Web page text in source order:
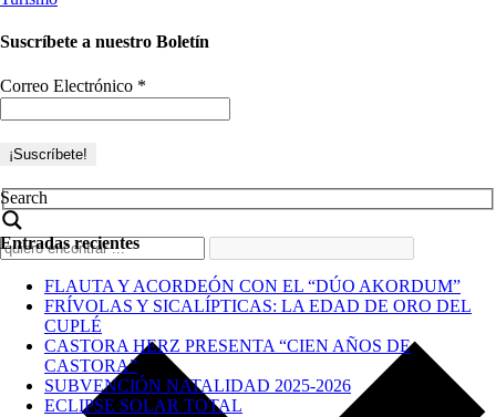
Suscríbete a nuestro Boletín
Correo Electrónico *
Search
Entradas recientes
FLAUTA Y ACORDEÓN CON EL “DÚO AKORDUM”
FRÍVOLAS Y SICALÍPTICAS: LA EDAD DE ORO DEL
CUPLÉ
CASTORA HERZ PRESENTA “CIEN AÑOS DE
CASTORA”
SUBVENCIÓN NATALIDAD 2025-2026
ECLIPSE SOLAR TOTAL